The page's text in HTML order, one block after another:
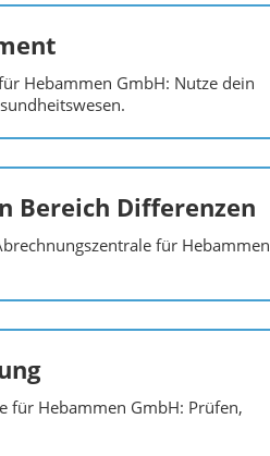
Hebammen GmbH: Nutze dein
Bereich Differenzen
für Hebammen
für Hebammen GmbH: Prüfen,